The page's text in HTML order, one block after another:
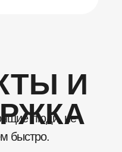
И
люди, не
быстро.